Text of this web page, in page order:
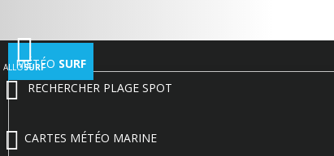
ALLOSURF
MÉTÉO SURF
RECHERCHER PLAGE SPOT
CARTES MÉTÉO MARINE